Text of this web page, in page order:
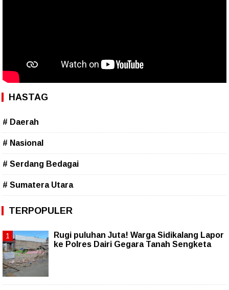
HASTAG
# Daerah
# Nasional
# Serdang Bedagai
# Sumatera Utara
TERPOPULER
Rugi puluhan Juta! Warga Sidikalang Lapor
ke Polres Dairi Gegara Tanah Sengketa